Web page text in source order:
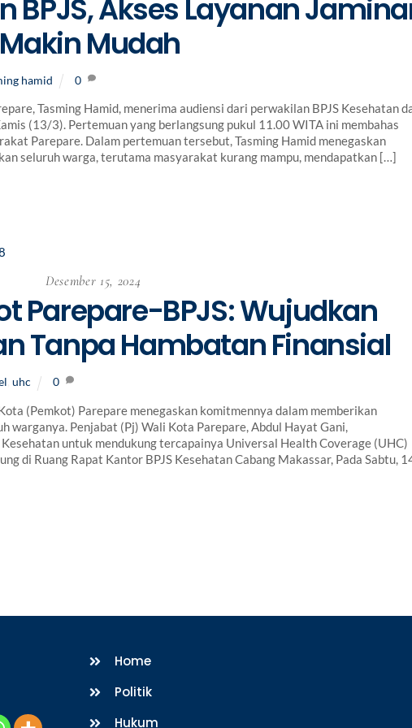
BPJS, Akses Layanan
Mudah
hamid 0
Tasming Hamid, menerima audiensi dari perwakilan BPJS Kesehatan
(13/3). Pertemuan yang berlangsung pukul 11.00 WITA ini membahas
Parepare. Dalam pertemuan tersebut, Tasming Hamid menegaskan
seluruh warga, terutama masyarakat kurang mampu, mendapatkan […]
Desember 15, 2024
Parepare-BPJS: Wujudkan
Tanpa Hambatan Finansial
,uhc 0
(Pemkot) Parepare menegaskan komitmennya dalam memberikan
warganya. Penjabat (Pj) Wali Kota Parepare, Abdul Hayat Gani,
untuk mendukung tercapainya Universal Health Coverage (UHC)
di Ruang Rapat Kantor BPJS Kesehatan Cabang Makassar, Pada Sabtu,
Home
Politik
Hukum